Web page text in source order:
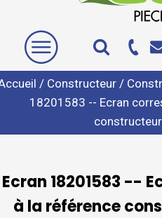
/ Constructeur /
18201583 -- Ecran
Ecran 18201583 --
à la référence